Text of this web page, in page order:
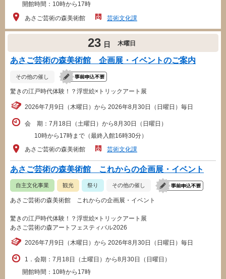
開館時間：10時から17時
あさご芸術の森美術館
芸術文化課
23 日 木曜日
あさご芸術の森美術館 企画展・イベントのご案内
その他の催し
驚きの江戸時代体験！？浮世絵×トリックアート展
2026年7月9日（木曜日）から 2026年8月30日（日曜日）毎日
会 期：7月18日（土曜日）から8月30日（日曜日）
10時から17時まで（最終入館16時30分）
あさご芸術の森美術館
芸術文化課
あさご芸術の森美術館 これからの企画展・イベント
自主文化事業 観光 祭り その他の催し
あさご芸術の森美術館 これからの企画展・イベント
驚きの江戸時代体験！？浮世絵×トリックアート展
あさご芸術の森アートフェスティバル2026
2026年7月9日（木曜日）から 2026年8月30日（日曜日）毎日
1．会期：7月18日（土曜日）から8月30日（日曜日）
開館時間：10時から17時